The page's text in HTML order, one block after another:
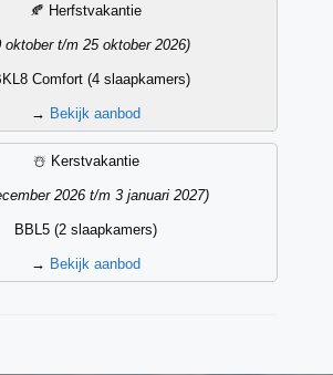
🍂 Herfstvakantie
oktober t/m 25 oktober 2026)
Comfort (4 slaapkamers)
→ Bekijk aanbod
☃️ Kerstvakantie
2026 t/m 3 januari 2027)
BBL5 (2 slaapkamers)
→ Bekijk aanbod